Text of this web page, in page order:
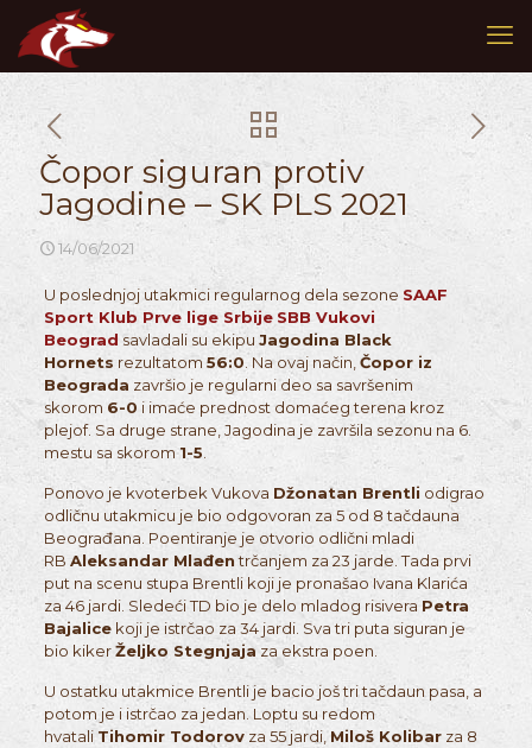
Čopor siguran protiv
Jagodine – SK PLS 2021
14/06/2021
U poslednjoj utakmici regularnog dela sezone SAAF
Sport Klub Prve lige Srbije SBB Vukovi
Beograd savladali su ekipu Jagodina Black
Hornets rezultatom 56:0 . Na ovaj način, Čopor iz
Beograda završio je regularni deo sa savršenim
skorom 6-0 i imaće prednost domaćeg terena kroz
plejof. Sa druge strane, Jagodina je završila sezonu na 6.
mestu sa skorom1-5
Ponovo je kvoterbek Vukova Džonatan Brentli odigrao
odličnu utakmicu je bio odgovoran za 5 od 8 tačdauna
Beograđana. Poentiranje je otvorio odlični mladi
RB Aleksandar Mlađentrčanjem za 23 jarde. Tada prvi
put na scenu stupa Brentli koji je pronašao Ivana Klarića
za 46 jardi. Sledeći TD bio je delo mladog risivera Petra
Bajalicekoji je istrčao za 34 jardi. Sva tri puta siguran je
bio kikerŽeljko Stegnjaja za ekstra poen.
U ostatku utakmice Brentli je bacio još tri tačdaun pasa, a
potom je i istrčao za jedan. Loptu su redom
hvatali Tihomir Todorovza 55 jardi, Miloš Kolibarza 8